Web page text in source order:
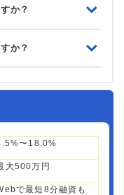
か？
か？
〜18.0%
大500万円
で最短8分融資も